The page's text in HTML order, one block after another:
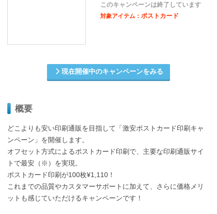
このキャンペーンは終了しています
対象アイテム： ポストカード
現在開催中のキャンペーンをみる
概要
どこよりも安い印刷通販を目指して「激安ポストカード印刷キャ
ンペーン」を開催します。
オフセット方式によるポストカード印刷で、主要な印刷通販サイ
トで最安（※）を実現。
ポストカード印刷が100枚¥1,110！
これまでの品質やカスタマーサポートに加えて、さらに価格メリ
ットも感じていただけるキャンペーンです！